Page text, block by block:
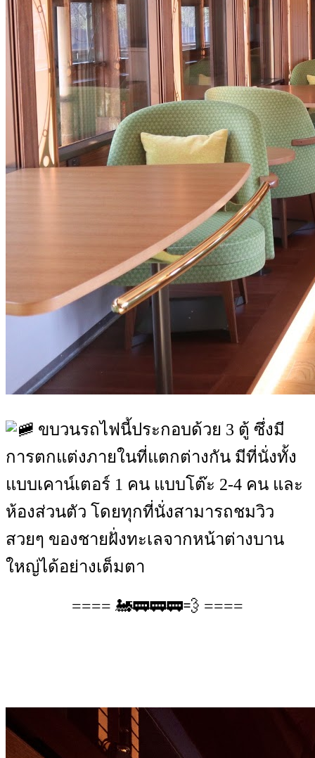
ขบวนรถไฟนี้ประกอบด้วย 3 ตู้ ซึ่งมี
การตกแต่งภายในที่แตกต่างกัน มีที่นั่งทั้ง
แบบเคาน์เตอร์ 1 คน แบบโต๊ะ 2-4 คน และ
ห้องส่วนตัว โดยทุกที่นั่งสามารถชมวิว
สวยๆ ของชายฝั่งทะเลจากหน้าต่างบาน
ใหญ่ได้อย่างเต็มตา
==== 🚂🚃🚃🚃💨 ====